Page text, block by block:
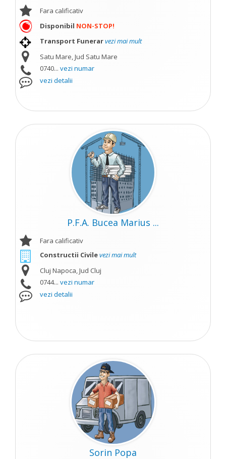
Fara calificativ
Disponibil NON-STOP!
Transport Funerarvezi mai mult
Satu Mare, Jud Satu Mare
0740... vezi numar
vezi detalii
P.F.A. Bucea Marius ...
Fara calificativ
Constructii Civilevezi mai mult
Cluj Napoca, Jud Cluj
0744... vezi numar
vezi detalii
Sorin Popa